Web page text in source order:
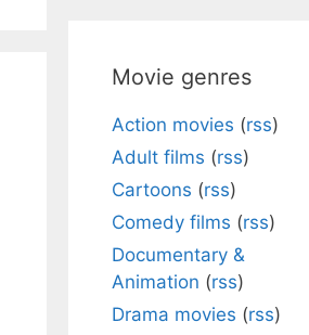
Movie genres
Action movies (rss)
Adult films (rss)
Cartoons (rss)
Comedy films (rss)
Documentary &
Animation (rss)
Drama movies (rss)